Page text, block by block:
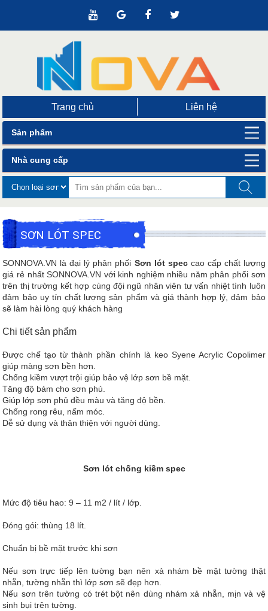
Trang chủ Liên hệ
Sản phẩm
Nhà cung cấp
SƠN LÓT SPEC
SONNOVA.VN là đại lý phân phối Sơn lót speccao cấp chất lượng
giá rẻ nhất SONNOVA.VN với kinh nghiệm nhiều năm phân phối sơn
trên thị trường kết hợp cùng đội ngũ nhân viên tư vấn nhiệt tình luôn
đảm bảo uy tín chất lượng sản phẩm và giá thành hợp lý, đảm bảo
sẽ làm hài lòng quý khách hàng
Chi tiết sản phẩm
Được chế tạo từ thành phần chính là keo Syene Acrylic Copolimer
giúp màng sơn bền hơn.
Chống kiềm vượt trội giúp bảo vệ lớp sơn bề mặt.
Tăng độ bám cho sơn phủ.
Giúp lớp sơn phủ đều màu và tăng độ bền.
Chống rong rêu, nấm móc.
Dễ sử dụng và thân thiện với người dùng.
Sơn lót chống kiềm spec
Mức độ tiêu hao: 9 – 11 m2 / lít / lớp.
Đóng gói: thùng 18 lít.
Chuẩn bị bề mặt trước khi sơn
Nếu sơn trực tiếp lên tường bạn nên xả nhám bề mặt tường thật
nhẵn, tường nhẵn thì lớp sơn sẽ đẹp hơn.
Nếu sơn trên tường có trét bột nên dùng nhám xả nhẵn, mịn và vệ
sinh bụi trên tường.